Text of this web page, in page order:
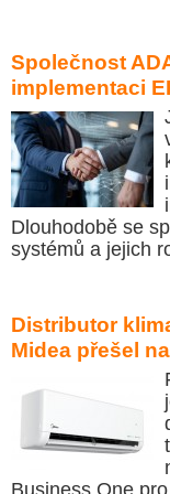
Společnost
implementaci
Dlouhodobě se
systémů a jejich
Distributor
Midea přešel